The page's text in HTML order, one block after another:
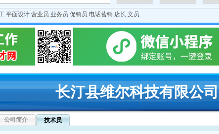
平面设计 营业员 业务员 促销员 电话营销 店长 文员
长汀县维尔科技有限公司
公司简介 技术员